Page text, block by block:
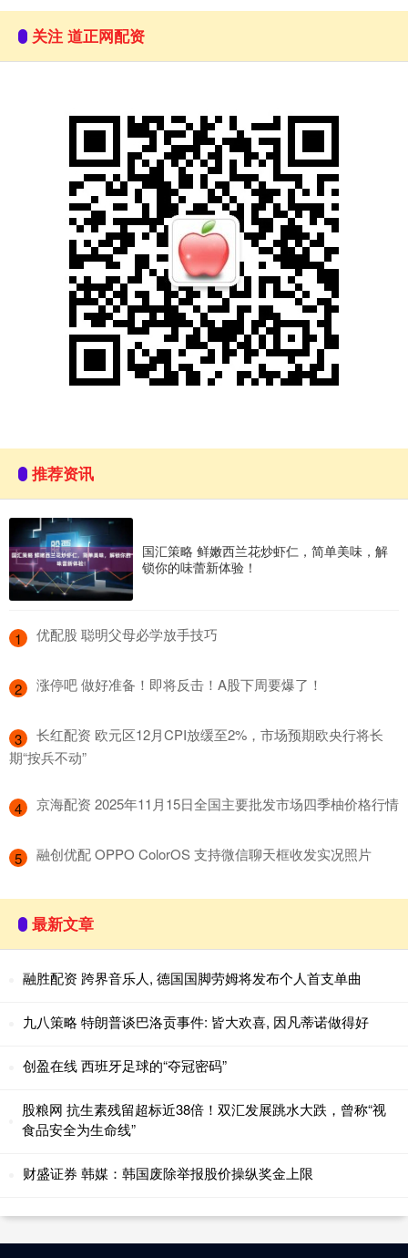
关注 道正网配资
推荐资讯
国汇策略 鲜嫩西兰花炒虾仁，简单美味，解
锁你的味蕾新体验！
1 ​优配股 聪明父母必学放手技巧
2 ​涨停吧 做好准备！即将反击！A股下周要爆了！
3
​长红配资 欧元区12月CPI放缓至2%，市场预期欧央行将长
期“按兵不动”
4 ​京海配资 2025年11月15日全国主要批发市场四季柚价格行情
5 ​融创优配 OPPO ColorOS 支持微信聊天框收发实况照片
最新文章
融胜配资 跨界音乐人, 德国国脚劳姆将发布个人首支单曲
九八策略 特朗普谈巴洛贡事件: 皆大欢喜, 因凡蒂诺做得好
创盈在线 西班牙足球的“夺冠密码”
股粮网 抗生素残留超标近38倍！双汇发展跳水大跌，曾称“视
食品安全为生命线”
财盛证券 韩媒：韩国废除举报股价操纵奖金上限